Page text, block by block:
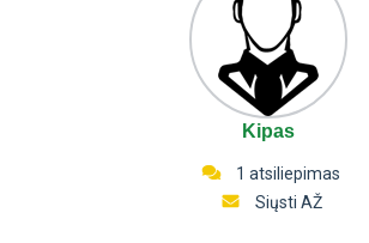
Kipas
1 atsiliepimas
Siųsti AŽ